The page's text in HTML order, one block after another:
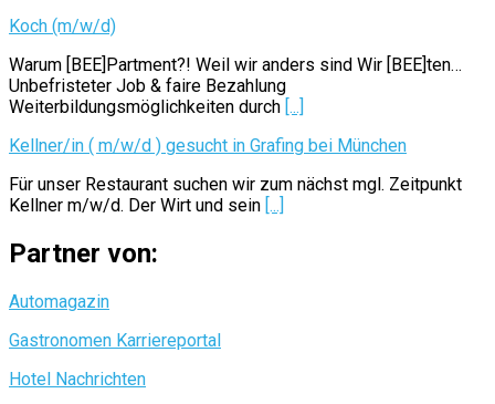
Koch (m/w/d)
Warum [BEE]Partment?! Weil wir anders sind Wir [BEE]ten…
Unbefristeter Job & faire Bezahlung
Weiterbildungsmöglichkeiten durch [...]
Kellner/in ( m/w/d ) gesucht in Grafing bei München
Für unser Restaurant suchen wir zum nächst mgl. Zeitpunkt
Kellner m/w/d. Der Wirt und sein [...]
Partner von:
Automagazin
Gastronomen Karriereportal
Hotel Nachrichten